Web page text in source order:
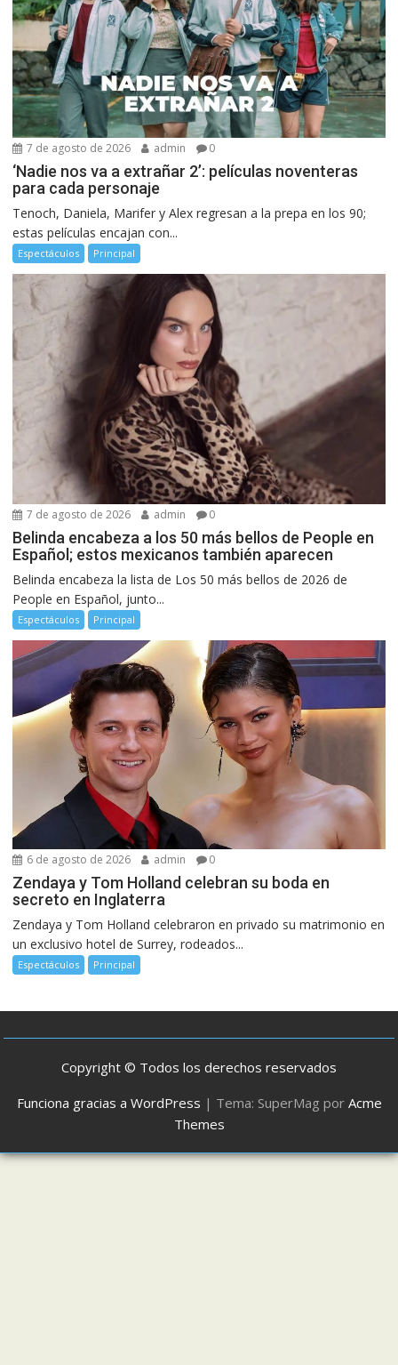
7 de agosto de 2026 admin 0
‘Nadie nos va a extrañar 2’: películas noventeras
para cada personaje
Tenoch, Daniela, Marifer y Alex regresan a la prepa en los 90;
estas películas encajan con...
Espectáculos Principal
7 de agosto de 2026 admin 0
Belinda encabeza a los 50 más bellos de People en
Español; estos mexicanos también aparecen
Belinda encabeza la lista de Los 50 más bellos de 2026 de
People en Español, junto...
Espectáculos Principal
6 de agosto de 2026 admin 0
Zendaya y Tom Holland celebran su boda en
secreto en Inglaterra
Zendaya y Tom Holland celebraron en privado su matrimonio en
un exclusivo hotel de Surrey, rodeados...
Espectáculos Principal
Copyright © Todos los derechos reservados
Funciona gracias a WordPress | Tema: SuperMag por Acme
Themes